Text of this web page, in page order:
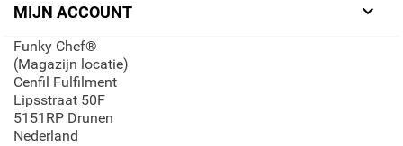
MIJN ACCOUNT 
Funky Chef®
(Magazijn locatie)
Cenfil Fulfilment
Lipsstraat 50F
5151RP Drunen
Nederland